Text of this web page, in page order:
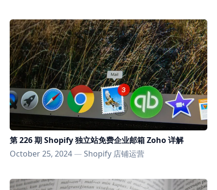
第 226 期 Shopify 独立站免费企业邮箱 Zoho 详解
October 25, 2024—Shopify 店铺运营